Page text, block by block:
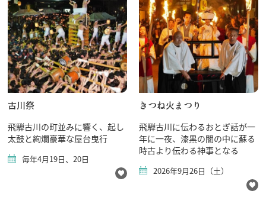
古川祭
飛騨古川の町並みに響く、起し
太鼓と絢爛豪華な屋台曳行
毎年4月19日、20日
きつね火まつり
飛騨古川に伝わるおとぎ話が一
年に一夜、漆黒の闇の中に蘇る
時古より伝わる神事となる
2026年9月26日（土）